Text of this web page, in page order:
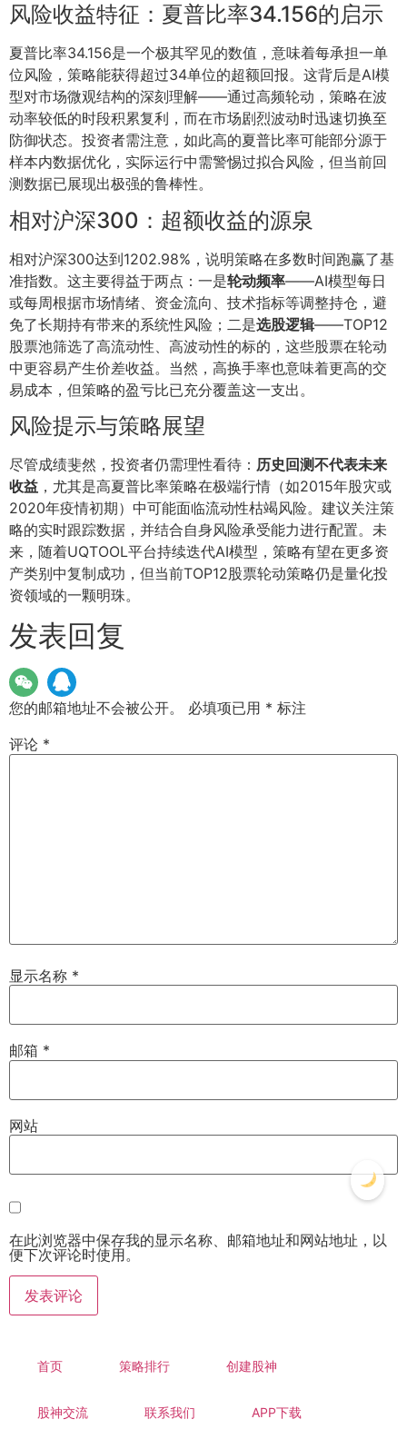
风险收益特征：夏普比率34.156的启示
夏普比率34.156是一个极其罕见的数值，意味着每承担一单
位风险，策略能获得超过34单位的超额回报。这背后是AI模
型对市场微观结构的深刻理解——通过高频轮动，策略在波
动率较低的时段积累复利，而在市场剧烈波动时迅速切换至
防御状态。投资者需注意，如此高的夏普比率可能部分源于
样本内数据优化，实际运行中需警惕过拟合风险，但当前回
测数据已展现出极强的鲁棒性。
相对沪深300：超额收益的源泉
相对沪深300达到1202.98%，说明策略在多数时间跑赢了基
准指数。这主要得益于两点：一是轮动频率——AI模型每日
或每周根据市场情绪、资金流向、技术指标等调整持仓，避
免了长期持有带来的系统性风险；二是选股逻辑——TOP12
股票池筛选了高流动性、高波动性的标的，这些股票在轮动
中更容易产生价差收益。当然，高换手率也意味着更高的交
易成本，但策略的盈亏比已充分覆盖这一支出。
风险提示与策略展望
尽管成绩斐然，投资者仍需理性看待： 历史回测不代表未来
收益 ，尤其是高夏普比率策略在极端行情（如2015年股灾或
2020年疫情初期）中可能面临流动性枯竭风险。建议关注策
略的实时跟踪数据，并结合自身风险承受能力进行配置。未
来，随着UQTOOL平台持续迭代AI模型，策略有望在更多资
产类别中复制成功，但当前TOP12股票轮动策略仍是量化投
资领域的一颗明珠。
发表回复
您的邮箱地址不会被公开。 必填项已用 * 标注
评论 *
显示名称 *
邮箱 *
网站
在此浏览器中保存我的显示名称、邮箱地址和网站地址，以
便下次评论时使用。
首页 策略排行 创建股神
股神交流 联系我们 APP下载